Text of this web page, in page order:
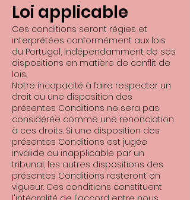
Loi applicable
Ces conditions seront régies et
interprétées conformément aux lois
du Portugal, indépendamment de ses
dispositions en matière de conflit de
lois.
Notre incapacité à faire respecter un
droit ou une disposition des
présentes Conditions ne sera pas
considérée comme une renonciation
à ces droits. Si une disposition des
présentes Conditions est jugée
invalide ou inapplicable par un
tribunal, les autres dispositions des
présentes Conditions resteront en
vigueur. Ces conditions constituent